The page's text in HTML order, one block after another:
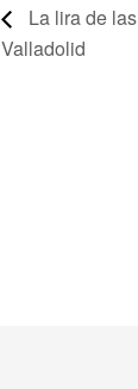
La lira de
Valladolid